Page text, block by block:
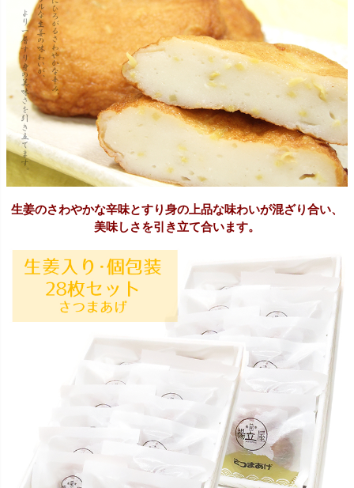
生姜のさわやかな辛味とすり身の上品な味わいが混ざり合い、
美味しさを引き立て合います。